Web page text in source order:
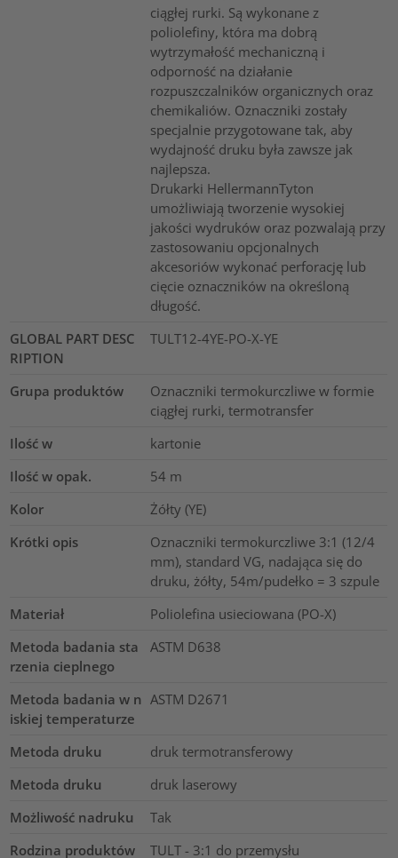
ciągłej rurki. Są wykonane z
poliolefiny, która ma dobrą
wytrzymałość mechaniczną i
odporność na działanie
rozpuszczalników organicznych oraz
chemikaliów. Oznaczniki zostały
specjalnie przygotowane tak, aby
wydajność druku była zawsze jak
najlepsza.
Drukarki HellermannTyton
umożliwiają tworzenie wysokiej
jakości wydruków oraz pozwalają przy
zastosowaniu opcjonalnych
akcesoriów wykonać perforację lub
cięcie oznaczników na określoną
długość.
GLOBAL PART DESC
RIPTION
TULT12-4YE-PO-X-YE
Grupa produktów
Oznaczniki termokurczliwe w formie
ciągłej rurki, termotransfer
Ilość w
kartonie
Ilość w opak.
54 m
Kolor
Żółty (YE)
Krótki opis
Oznaczniki termokurczliwe 3:1 (12/4
mm), standard VG, nadająca się do
druku, żółty, 54m/pudełko = 3 szpule
Materiał
Poliolefina usieciowana (PO-X)
Metoda badania sta
rzenia cieplnego
ASTM D638
Metoda badania w n
iskiej temperaturze
ASTM D2671
Metoda druku
druk termotransferowy
Metoda druku
druk laserowy
Możliwość nadruku
Tak
Rodzina produktów
TULT - 3:1 do przemysłu